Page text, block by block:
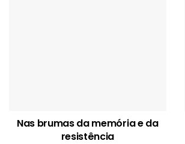
Nas brumas da memória e da
resistência